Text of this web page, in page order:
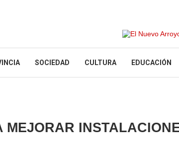
SOCIEDAD CULTURA EDUCACIÓN
MEJORAR